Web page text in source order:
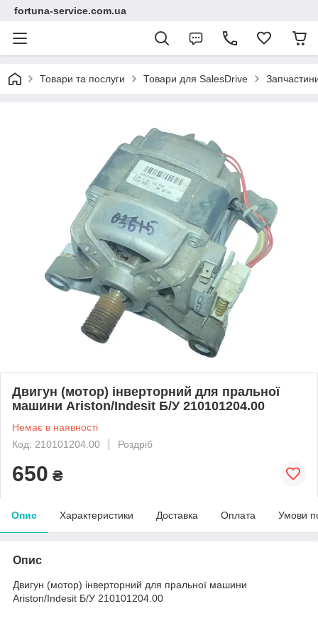
fortuna-service.com.ua
Товари та послуги Товари для SalesDrive
Двигун (мотор) інверторний для пральної
машини Ariston/Indesit Б/У 210101204.00
Немає в наявності
Код: 210101204.00
Роздріб
650 ₴
Опис Характеристики Доставка Оплата Умови
Опис
Двигун (мотор) інверторний для пральної машини
Ariston/Indesit Б/У 210101204.00